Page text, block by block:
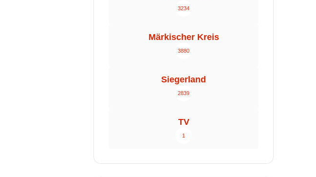
3234
Märkischer Kreis
3880
Siegerland
2839
TV
1